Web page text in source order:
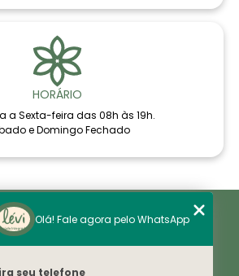
HORÁRIO
a Sexta-feira das 08h às 19h.
e Domingo Fechado
Áreas de Saúde
Histórico
Olá! Fale agora pelo WhatsApp
seu telefone